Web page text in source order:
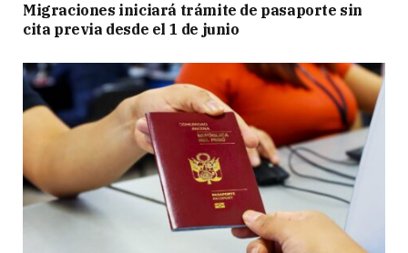
Migraciones iniciará trámite de pasaporte sin
cita previa desde el 1 de junio